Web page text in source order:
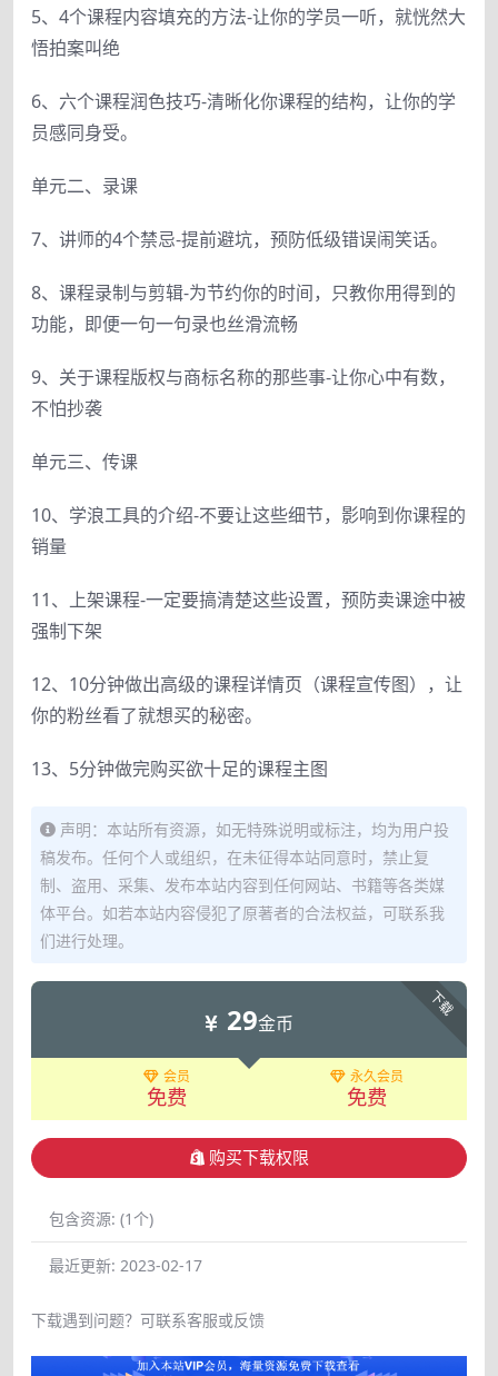
5、4个课程内容填充的方法-让你的学员一听，就恍然大
悟拍案叫绝
6、六个课程润色技巧-清晰化你课程的结构，让你的学
员感同身受。
单元二、录课
7、讲师的4个禁忌-提前避坑，预防低级错误闹笑话。
8、课程录制与剪辑-为节约你的时间，只教你用得到的
功能，即便一句一句录也丝滑流畅
9、关于课程版权与商标名称的那些事-让你心中有数，
不怕抄袭
单元三、传课
10、学浪工具的介绍-不要让这些细节，影响到你课程的
销量
11、上架课程-一定要搞清楚这些设置，预防卖课途中被
强制下架
12、10分钟做出高级的课程详情页（课程宣传图），让
你的粉丝看了就想买的秘密。
13、5分钟做完购买欲十足的课程主图
声明：本站所有资源，如无特殊说明或标注，均为用户投
稿发布。任何个人或组织，在未征得本站同意时，禁止复
制、盗用、采集、发布本站内容到任何网站、书籍等各类媒
体平台。如若本站内容侵犯了原著者的合法权益，可联系我
们进行处理。
下载
29金币
会员
免费
永久会员
免费
购买下载权限
包含资源: (1个)
最近更新: 2023-02-17
下载遇到问题？可联系客服或反馈